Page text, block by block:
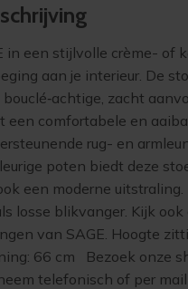
in een stijlvolle crème- of
aan je interieur. De
zacht
een comfortabele en
rug- en
poten biedt deze
een moderne
losse blikvanger. Kijk ook
van SAGE. Hoogte
66 cm Bezoek onze
telefonisch of per